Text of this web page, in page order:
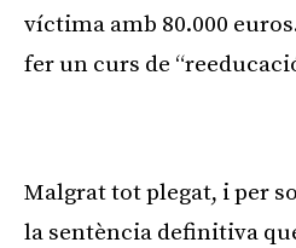
víctima amb 80.000
fer un curs de
Malgrat tot plegat, i per
la sentència definitiva